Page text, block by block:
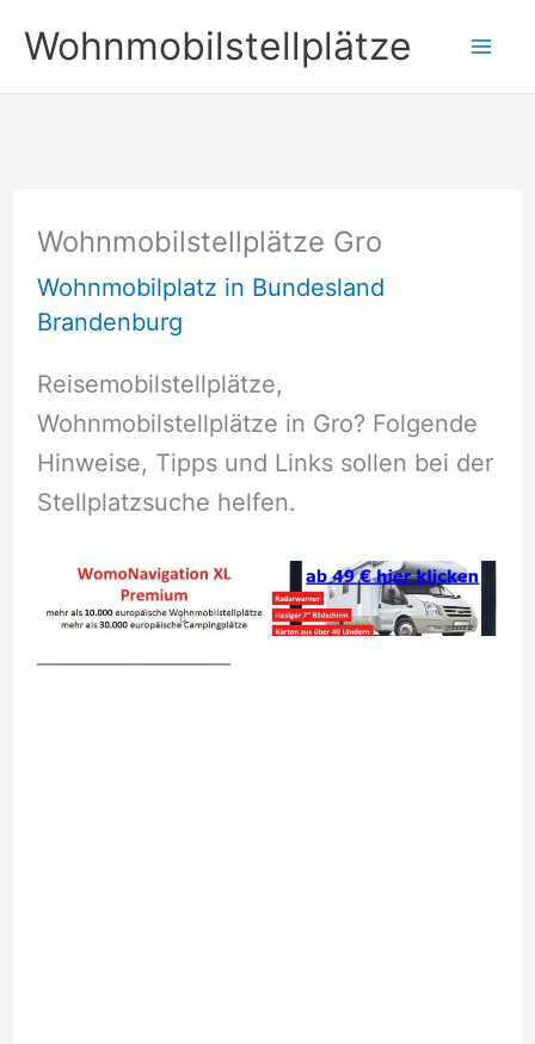
Inhalt
springen
Wohnmobilstellplätze
Wohnmobilstellplätze Gro
Wohnmobilplatz in Bundesland
Brandenburg
Reisemobilstellplätze,
Wohnmobilstellplätze in Gro? Folgende
Hinweise, Tipps und Links sollen bei der
Stellplatzsuche helfen.